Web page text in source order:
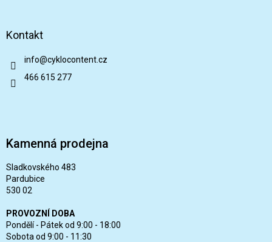
Kontakt
info@cyklocontent.cz
466 615 277
Kamenná prodejna
Sladkovského 483
Pardubice
530 02
PROVOZNÍ DOBA
Pondělí - Pátek od 9:00 - 18:00
Sobota od 9:00 - 11:30